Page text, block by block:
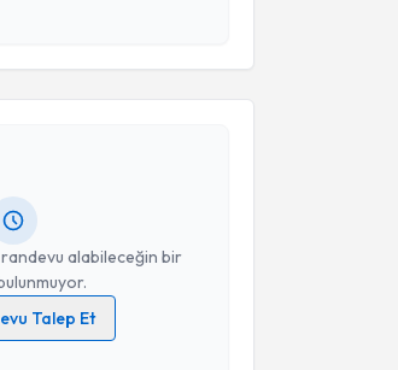
Gönder
alabileceğin bir
Talep Et
ilişkinAydınlatma Metni